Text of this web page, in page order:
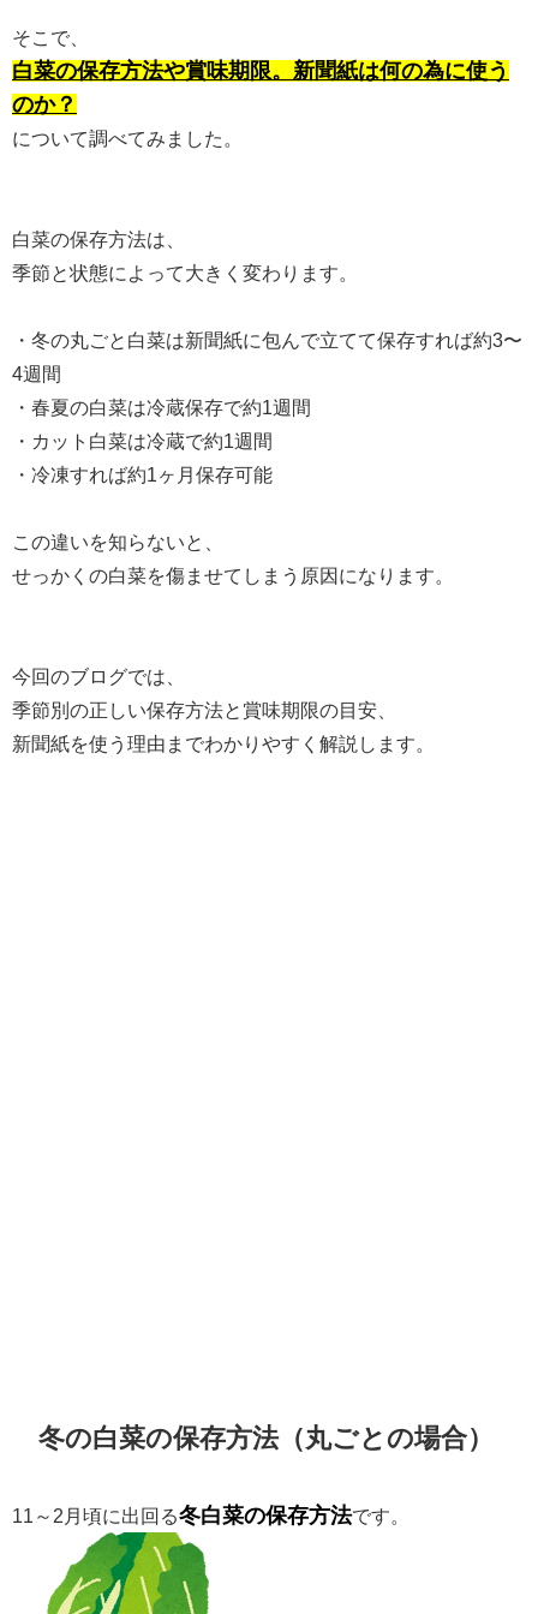
そこで、
白菜の保存方法や賞味期限。新聞紙は何の為に使う
のか？
について調べてみました。
白菜の保存方法は、
季節と状態によって大きく変わります。
・冬の丸ごと白菜は新聞紙に包んで立てて保存すれば約3〜
4週間
・春夏の白菜は冷蔵保存で約1週間
・カット白菜は冷蔵で約1週間
・冷凍すれば約1ヶ月保存可能
この違いを知らないと、
せっかくの白菜を傷ませてしまう原因になります。
今回のブログでは、
季節別の正しい保存方法と賞味期限の目安、
新聞紙を使う理由までわかりやすく解説します。
冬の白菜の保存方法（丸ごとの場合）
11～2月頃に出回る冬白菜の保存方法です。